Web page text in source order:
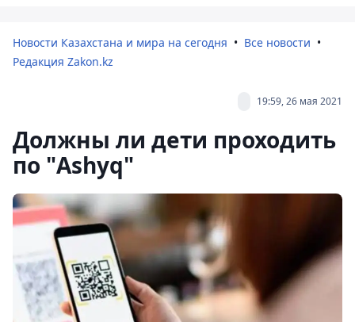
Новости Казахстана и мира на сегодня
Все новости
Редакция Zakon.kz
19:59, 26 мая 2021
Должны ли дети проходить
по "Ashyq"